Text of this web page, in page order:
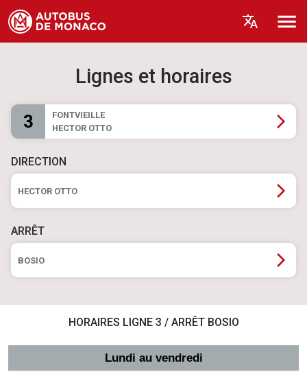
Lignes et horaires
3
FONTVIEILLE
HECTOR OTTO
DIRECTION
HECTOR OTTO
ARRÊT
BOSIO
HORAIRES LIGNE 3 / ARRÊT BOSIO
Lundi au vendredi